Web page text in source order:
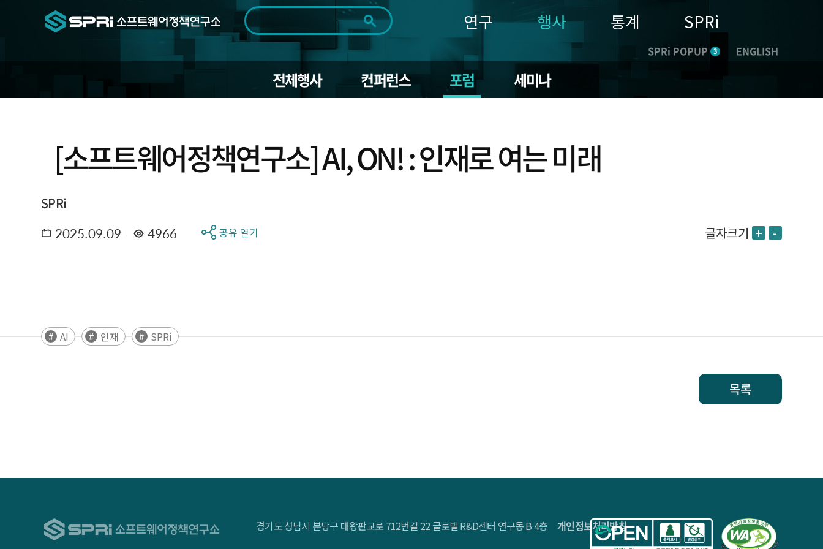
검색범위 전체
기간 전체 1일 1주 1개월 3개월 1년
~
연구 행사 통계 SPRi
SPRi POPUP 3 ENGLISH
전체행사 컨퍼런스 포럼 세미나
[소프트웨어정책연구소] AI, ON! : 인재로 여는 미래
SPRi
2025.09.09 4966 공유 열기 글자크기 + -
AI 인재 SPRi
목록
경기도 성남시 분당구 대왕판교로 712번길 22 글로벌 R&D센터 연구동 B 4층개인정보처리방침